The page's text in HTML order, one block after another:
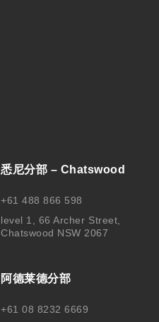
悉尼分部 – Chatswood
+61 488 866 598
level 1, 66 Archer Street,
Chatswood NSW 2067
阿德莱德分部
+61 08 8232 6669